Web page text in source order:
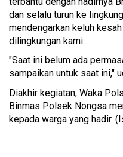
dan selalu turun ke
mendengarkan keluh
dilingkungan kami.
"Saat ini belum ada
sampaikan untuk saat ini,"
Diakhir kegiatan, Waka
Binmas Polsek Nongsa
kepada warga yang hadir.